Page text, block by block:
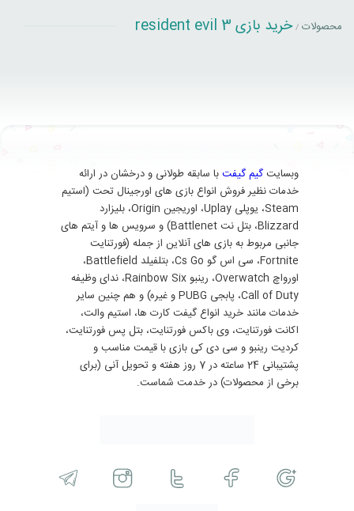
محصولات / خرید بازی resident evil 3
وبسایت گیم گیفتبا سابقه طولانی و درخشان در ارائه
خدمات نظیر فروش انواع بازی های اورجینال تحت (استیم
Steam، یوپلی Uplay، اوریجین Origin، بلیزارد
Blizzard، بتل نت Battlenet) و سرویس ها و آیتم های
جانبی مربوط به بازی های آنلاین از جمله (فورتنایت
Fortnite، سی اس گو Cs Go، بتلفیلد Battlefield،
اورواچ Overwatch، رینبو Rainbow Six، ندای وظیفه
Call of Duty، پابجی PUBG و غیره) و هم چنین سایر
خدمات مانند خرید انواع گیفت کارت ها، استیم والت،
اکانت فورتنایت، وی باکس فورتنایت، بتل پس فورتنایت،
کردیت رینبو و سی دی کی بازی با قیمت مناسب و
پشتیبانی 24 ساعته در 7 روز هفته و تحویل آنی (برای
برخی از محصولات) در خدمت شماست.